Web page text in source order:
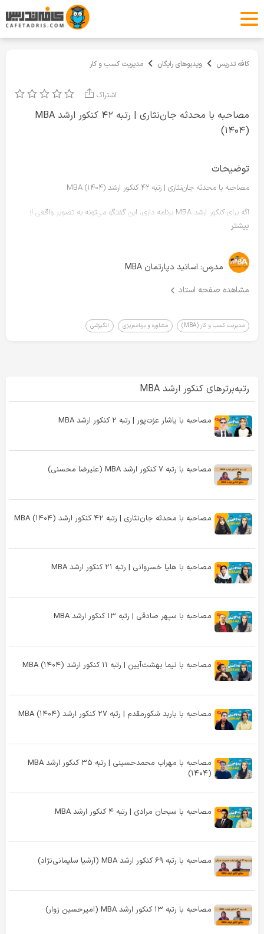
کافه تدریس ویدیوهای رایگان مدیریت کسب و کار
مصاحبه با محدثه جان‌نثاری | رتبه ۴۲ کنکور ارشد MBA
(۱۴۰۴)
اشتراک
توضیحات
مصاحبه با محدثه جان‌نثاری | رتبه ۴۲ کنکور ارشد MBA (۱۴۰۴)
اگه برای کنکور ارشد MBA برنامه داری، این گفتگو می‌تونه یه تصویر واقعی از
مسیر مطالعه و تصمیم‌گیری بهت بده.
برنامه‌ریزی، حفظ انگیزه، مدیریت استرس، روند مطالعه، تست‌زنی و معیارهای
انتخاب گرایش می‌گه؛ نکاتی که برای داوطلب‌های MBA کاملاً کاربردیه.
کافه‌تدریس با تکیه بر تجربه‌ هزاران رتبه‌برتر، مسیر دقیق و قدم‌به‌قدمی برای
بیشتر
مدرس: اساتید دپارتمان MBA
مشاهده صفحه استاد
مدیریت کسب و کار (MBA) مشاوره و برنامه‌ریزی انگیزشی
رتبه‌برترهای کنکور ارشد MBA
مصاحبه با یاشار عزت‌پور | رتبه ۲ کنکور ارشد MBA
مصاحبه با رتبه ۷ کنکور ارشد MBA (علیرضا محسنی)
مصاحبه با محدثه جان‌نثاری | رتبه ۴۲ کنکور ارشد MBA (۱۴۰۴)
مصاحبه با هلیا خسروانی | رتبه ۲۱ کنکور ارشد MBA
مصاحبه با سپهر صادقی | رتبه ۱۳ کنکور ارشد MBA
مصاحبه با نیما بهشت‌آیین | رتبه ۱۱ کنکور ارشد MBA (۱۴۰۴)
مصاحبه با باربد شکورمقدم | رتبه ۲۷ کنکور ارشد MBA (۱۴۰۴)
مصاحبه با مهراب محمدحسینی | رتبه ۳۵ کنکور ارشد MBA
(۱۴۰۴)
مصاحبه با سبحان مرادی | رتبه ۴ کنکور ارشد MBA
مصاحبه با رتبه ۶۹ کنکور ارشد MBA (آرشیا سلیمانی‌نژاد)
مصاحبه با رتبه ۱۳ کنکور ارشد MBA (امیرحسین زوار)